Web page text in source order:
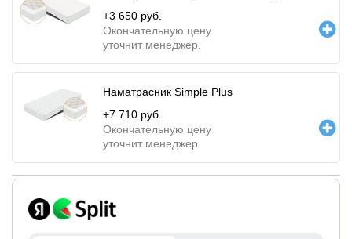
+3 650 руб.
Окончательную цену
уточнит менеджер.
Наматрасник Simple Plus
+7 710 руб.
Окончательную цену
уточнит менеджер.